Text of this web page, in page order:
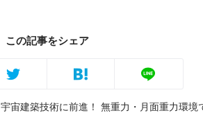
この記事をシェア
宇宙建築技術に前進！ 無重力・月面重力環境